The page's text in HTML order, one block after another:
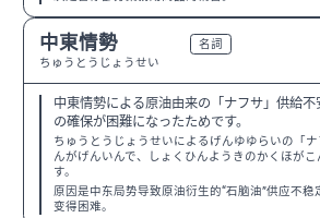
中東情勢
ちゅうとうじょうせい
名詞
中東情勢による原油由来の「ナフサ」供給
の確保が困難になったためです。
ちゅうとうじょうせいによるげんゆゆらいの「
んがげんいんで、しょくひんようきのかくほが
す。
原因是中东局势导致原油衍生的“石脑油”供应不
变得困难。